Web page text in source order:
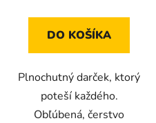
DO KOŠÍKA
Plnochutný darček, ktorý
poteší každého.
Obľúbená, čerstvo